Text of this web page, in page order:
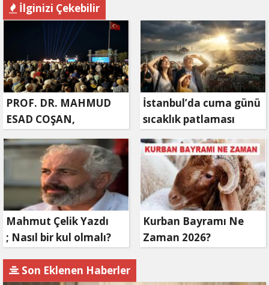
İlginizi Çekebilir
PROF. DR. MAHMUD
ESAD COŞAN,
DOĞUMUNUN HİCRÎ
91. YILINDA ELAZIĞ'DA
YÂD EDİLECEK
İstanbul’da cuma günü
sıcaklık patlaması
yaşanacak
Mahmut Çelik Yazdı
; Nasıl bir kul olmalı?
Kurban Bayramı Ne
Zaman 2026?
Son Eklenen Haberler